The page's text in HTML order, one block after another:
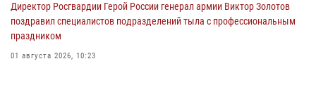
Директор Росгвардии Герой России генерал армии Виктор Золотов
поздравил специалистов подразделений тыла с профессиональным
праздником
01 августа 2026, 10:23